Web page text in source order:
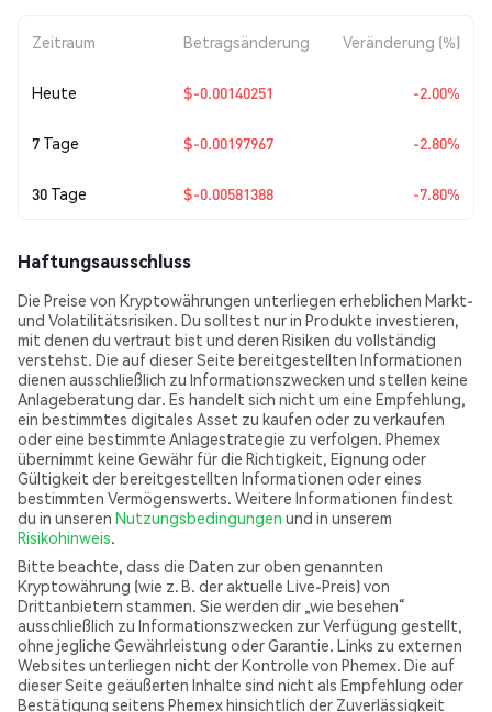
Zeitraum Betragsänderung Veränderung (%)
Heute $-0.00140251 -2.00%
7 Tage $-0.00197967 -2.80%
30 Tage $-0.00581388 -7.80%
Haftungsausschluss
Die Preise von Kryptowährungen unterliegen erheblichen Markt-
und Volatilitätsrisiken. Du solltest nur in Produkte investieren,
mit denen du vertraut bist und deren Risiken du vollständig
verstehst. Die auf dieser Seite bereitgestellten Informationen
dienen ausschließlich zu Informationszwecken und stellen keine
Anlageberatung dar. Es handelt sich nicht um eine Empfehlung,
ein bestimmtes digitales Asset zu kaufen oder zu verkaufen
oder eine bestimmte Anlagestrategie zu verfolgen. Phemex
übernimmt keine Gewähr für die Richtigkeit, Eignung oder
Gültigkeit der bereitgestellten Informationen oder eines
bestimmten Vermögenswerts. Weitere Informationen findest
du in unseren Nutzungsbedingungen und in unserem
Risikohinweis.
Bitte beachte, dass die Daten zur oben genannten
Kryptowährung (wie z. B. der aktuelle Live-Preis) von
Drittanbietern stammen. Sie werden dir „wie besehen“
ausschließlich zu Informationszwecken zur Verfügung gestellt,
ohne jegliche Gewährleistung oder Garantie. Links zu externen
Websites unterliegen nicht der Kontrolle von Phemex. Die auf
dieser Seite geäußerten Inhalte sind nicht als Empfehlung oder
Bestätigung seitens Phemex hinsichtlich der Zuverlässigkeit